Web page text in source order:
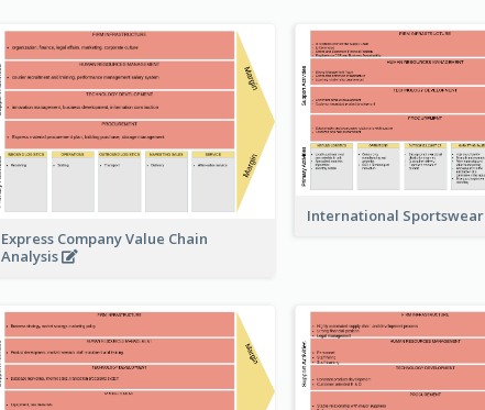
Express Company Value Chain
Analysis
International Sportswear